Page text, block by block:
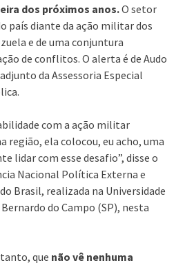
dos próximos anos.O setor
país diante da ação militar dos
e de uma conjuntura
de conflitos. O alerta é de Audo
da Assessoria Especial
com a ação militar
região, ela colocou, eu acho, uma
lidar com esse desafio”, disse o
Nacional Política Externa e
Brasil, realizada na Universidade
do Campo (SP), nesta
que não vê nenhuma